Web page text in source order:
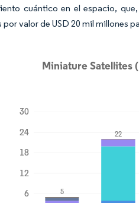
cuántico en el espacio,
valor de USD 20 mil millones